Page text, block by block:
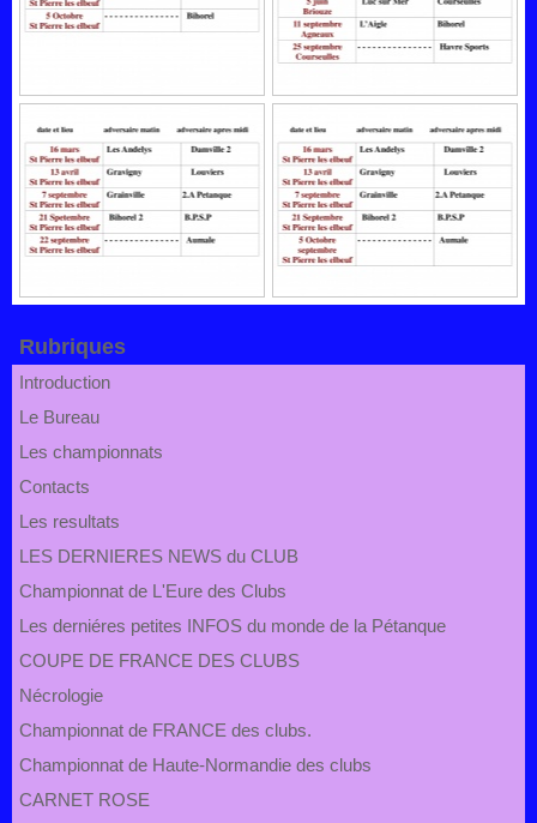
Rubriques
Introduction
Le Bureau
Les championnats
Contacts
Les resultats
LES DERNIERES NEWS du CLUB
Championnat de L'Eure des Clubs
Les derniéres petites INFOS du monde de la Pétanque
COUPE DE FRANCE DES CLUBS
Nécrologie
Championnat de FRANCE des clubs.
Championnat de Haute-Normandie des clubs
CARNET ROSE